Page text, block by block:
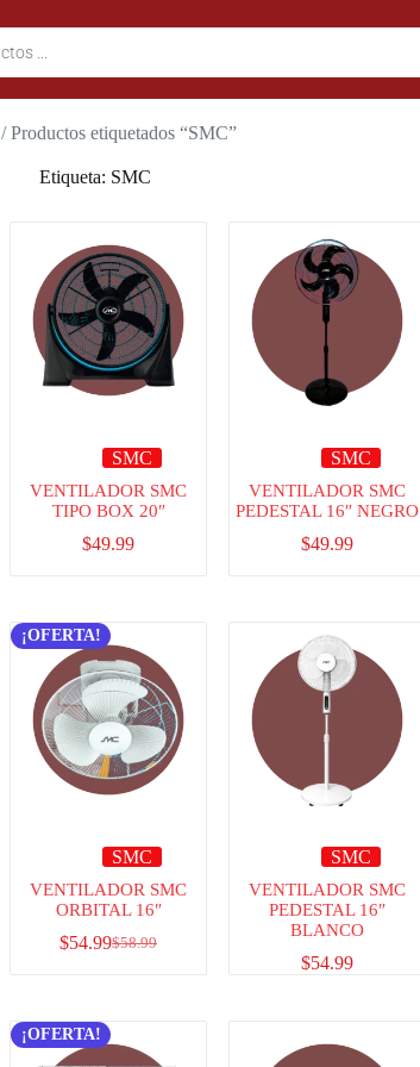
/ Productos etiquetados “SMC”
Etiqueta: SMC
SMC
VENTILADOR SMC
TIPO BOX 20″
$49.99
SMC
VENTILADOR SMC
PEDESTAL 16″ NEGRO
$49.99
¡OFERTA!
SMC
VENTILADOR SMC
ORBITAL 16″
$58.99
$54.99
SMC
VENTILADOR SMC
PEDESTAL 16″
BLANCO
$54.99
¡OFERTA!